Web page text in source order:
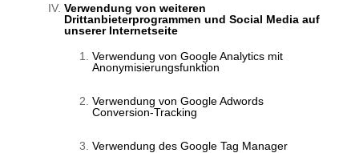
Verwendung von weiteren
Drittanbieterprogrammen und Social Media auf
unserer Internetseite
Verwendung von Google Analytics mit
Anonymisierungsfunktion
Verwendung von Google Adwords
Conversion-Tracking
Verwendung des Google Tag Manager